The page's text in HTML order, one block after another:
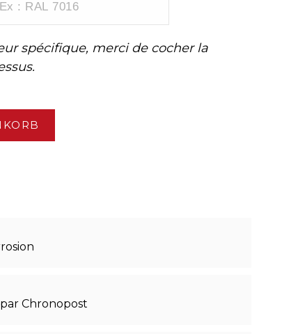
spécifique, merci de cocher la
Chronopost